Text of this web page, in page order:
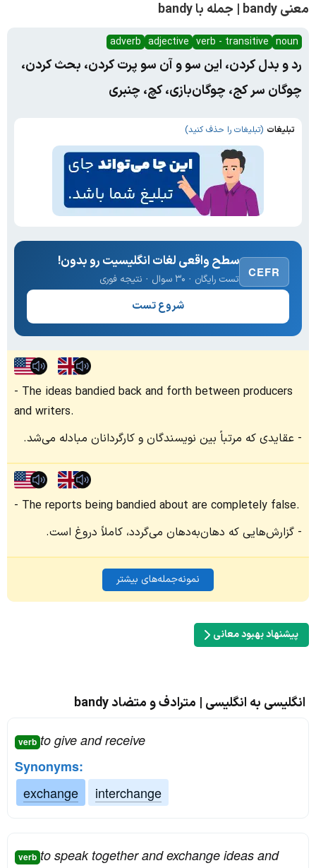
معنی bandy | جمله با bandy
noun
verb - transitive
adjective
adverb
رد و بدل کردن، این سو و آن سو پرت کردن، بحث کردن،
چوگان سر کج، چوگان‌بازی، کچ، چنبری
تبلیغات (تبلیغات را حذف کنید)
CEFR
سطح واقعی لغات انگلیسیت رو بدون!
تست رایگان · ۳۰ سوال · نتیجه فوری
شروع تست
The ideas bandied back and forth between producers
and writers.
عقایدی که مرتباً بین نویسندگان و کارگردانان مبادله می‌شد.
The reports being bandied about are completely false.
گزارش‌هایی که دهان‌به‌دهان می‌گردد، کاملاً دروغ است.
نمونه‌جمله‌های بیشتر
پیشنهاد بهبود معانی
انگلیسی به انگلیسی | مترادف و متضاد bandy
verb to give and receive
Synonyms:
exchange
interchange
verb to speak together and exchange ideas and